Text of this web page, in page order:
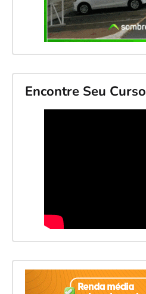
Encontre Seu Curso